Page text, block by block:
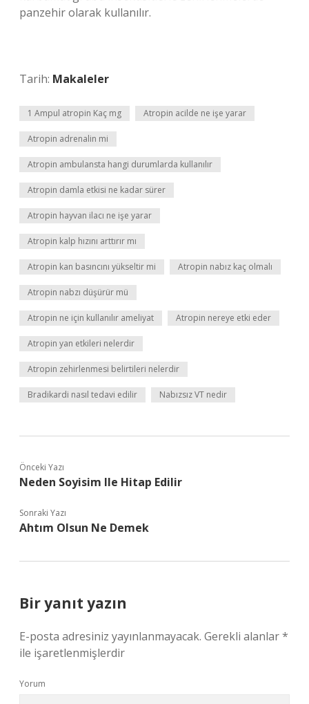
panzehir olarak kullanılır.
Tarih: Makaleler
1 Ampul atropin Kaç mg Atropin acilde ne işe yarar
Atropin adrenalin mi
Atropin ambulansta hangi durumlarda kullanılır
Atropin damla etkisi ne kadar sürer
Atropin hayvan ilacı ne işe yarar
Atropin kalp hızını arttırır mı
Atropin kan basıncını yükseltir mi Atropin nabız kaç olmalı
Atropin nabzı düşürür mü
Atropin ne için kullanılır ameliyat Atropin nereye etki eder
Atropin yan etkileri nelerdir
Atropin zehirlenmesi belirtileri nelerdir
Bradikardi nasıl tedavi edilir Nabızsız VT nedir
Önceki Yazı
Neden Soyisim Ile Hitap Edilir
Sonraki Yazı
Ahtım Olsun Ne Demek
Bir yanıt yazın
E-posta adresiniz yayınlanmayacak. Gerekli alanlar*
ile işaretlenmişlerdir
Yorum